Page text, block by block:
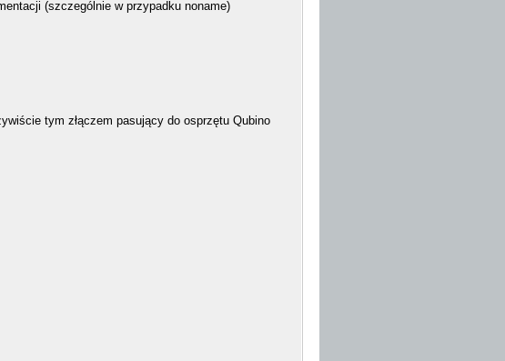
(szczególnie w przypadku noname)
tym złączem pasujący do osprzętu Qubino